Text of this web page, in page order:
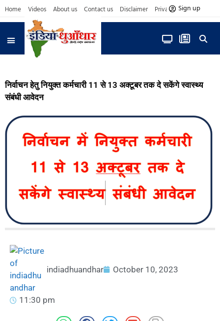
Home Videos About us Contact us Disclaimer Privacy Policy
Sign up
निर्वाचन हेतु नियुक्त कर्मचारी 11 से 13 अक्टूबर तक दे सकेंगे स्वास्थ्य
संबंधी आवेदन
indiadhuandhar October 10, 2023
11:30 pm